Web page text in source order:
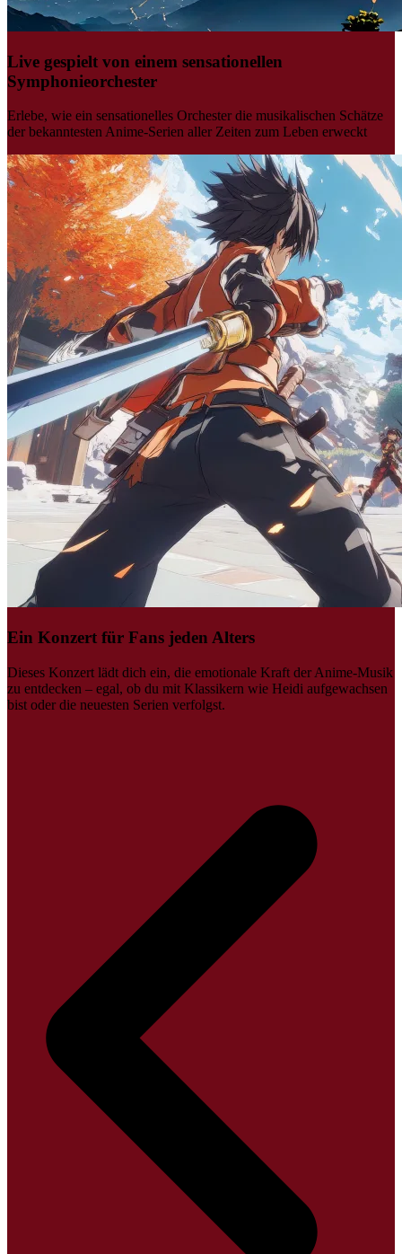
Live gespielt von einem sensationellen
Symphonieorchester
Erlebe, wie ein sensationelles Orchester die musikalischen Schätze
der bekanntesten Anime-Serien aller Zeiten zum Leben erweckt
Ein Konzert für Fans jeden Alters
Dieses Konzert lädt dich ein, die emotionale Kraft der Anime-Musik
zu entdecken – egal, ob du mit Klassikern wie Heidi aufgewachsen
bist oder die neuesten Serien verfolgst.